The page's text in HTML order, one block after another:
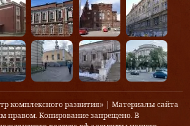
комплексного развития» | Материалы сайта
правом. Копирование запрещено. В